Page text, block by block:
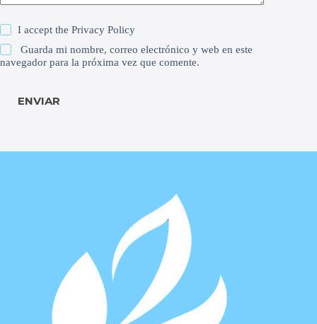
I accept thePrivacy Policy
Guarda mi nombre, correo electrónico y web en este
navegador para la próxima vez que comente.
ENVIAR